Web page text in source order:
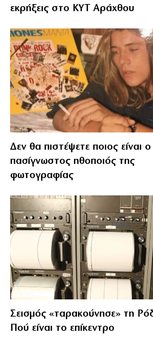
εκρήξεις στο ΚΥΤ Αράχθου
Δεν θα πιστέψετε ποιος είναι ο
πασίγνωστος ηθοποιός της
φωτογραφίας
Σεισμός «ταρακούνησε» τη
Πού είναι το επίκεντρο